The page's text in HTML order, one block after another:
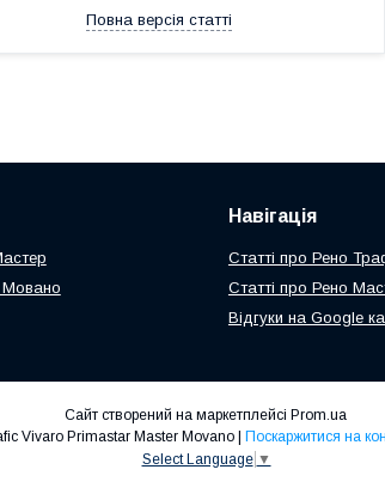
Повна версія статті
Мовано
Навігація
Статті про Рено
Статті про Рено
Відгуки на Google
Сайт створений на маркетплейсі Prom.ua
Поскаржитися на
Select Language ▼